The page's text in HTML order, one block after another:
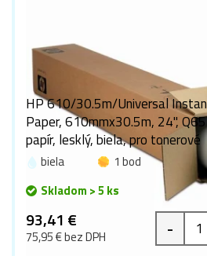
HP 610/30.5m/Universal
Paper, 610mmx30.5m, 24",
papír, lesklý, biela, pro tonerové
biela
1 bod
Skladom > 5 ks
93,41 €
75,95 € bez DPH -